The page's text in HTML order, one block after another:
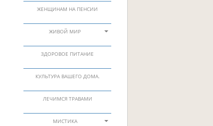
ЖЕНЩИНАМ НА ПЕНСИИ
ЖИВОЙ МИР
ЗДОРОВОЕ ПИТАНИЕ
КУЛЬТУРА ВАШЕГО ДОМА.
ЛЕЧИМСЯ ТРАВАМИ
МИСТИКА